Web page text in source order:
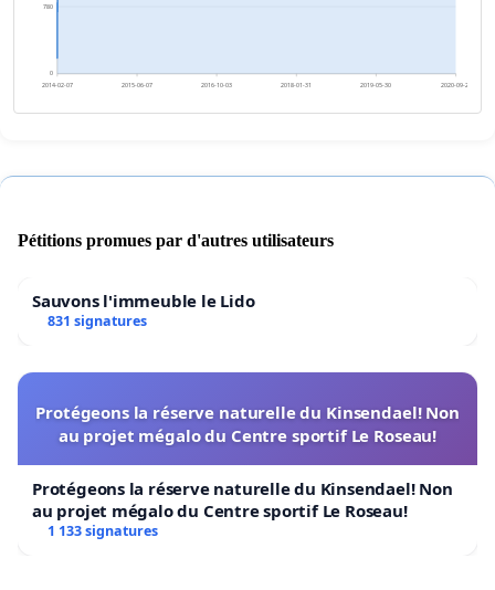
0
780
2014-02-07 2015-06-07 2016-10-03 2018-01-31 2019-05-30 2020-09-26
Pétitions promues par d'autres utilisateurs
Sauvons l'immeuble le Lido
831 signatures
Protégeons la réserve naturelle du Kinsendael! Non
au projet mégalo du Centre sportif Le Roseau!
Protégeons la réserve naturelle du Kinsendael! Non
au projet mégalo du Centre sportif Le Roseau!
1 133 signatures